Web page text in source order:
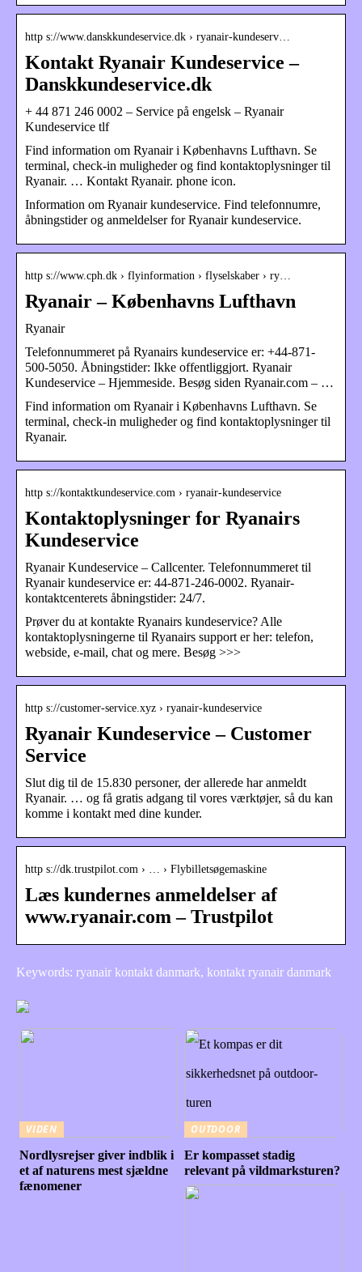
http s://www.danskkundeservice.dk › ryanair-kundeserv…
Kontakt Ryanair Kundeservice –
Danskkundeservice.dk
+ 44 871 246 0002 – Service på engelsk – Ryanair
Kundeservice tlf
Find information om Ryanair i Københavns Lufthavn. Se
terminal, check-in muligheder og find kontaktoplysninger til
Ryanair. … Kontakt Ryanair. phone icon.
Information om Ryanair kundeservice. Find telefonnumre,
åbningstider og anmeldelser for Ryanair kundeservice.
http s://www.cph.dk › flyinformation › flyselskaber › ry…
Ryanair – Københavns Lufthavn
Ryanair
Telefonnummeret på Ryanairs kundeservice er: +44-871-
500-5050. Åbningstider: Ikke offentliggjort. Ryanair
Kundeservice – Hjemmeside. Besøg siden Ryanair.com – …
Find information om Ryanair i Københavns Lufthavn. Se
terminal, check-in muligheder og find kontaktoplysninger til
Ryanair.
http s://kontaktkundeservice.com › ryanair-kundeservice
Kontaktoplysninger for Ryanairs
Kundeservice
Ryanair Kundeservice – Callcenter. Telefonnummeret til
Ryanair kundeservice er: 44-871-246-0002. Ryanair-
kontaktcenterets åbningstider: 24/7.
Prøver du at kontakte Ryanairs kundeservice? Alle
kontaktoplysningerne til Ryanairs support er her: telefon,
webside, e-mail, chat og mere. Besøg >>>
http s://customer-service.xyz › ryanair-kundeservice
Ryanair Kundeservice – Customer
Service
Slut dig til de 15.830 personer, der allerede har anmeldt
Ryanair. … og få gratis adgang til vores værktøjer, så du kan
komme i kontakt med dine kunder.
http s://dk.trustpilot.com › … › Flybilletsøgemaskine
Læs kundernes anmeldelser af
www.ryanair.com – Trustpilot
Keywords: ryanair kontakt danmark, kontakt ryanair danmark
VIDEN
Nordlysrejser giver indblik i
et af naturens mest sjældne
fænomener
OUTDOOR
Er kompasset stadig
relevant på vildmarksturen?